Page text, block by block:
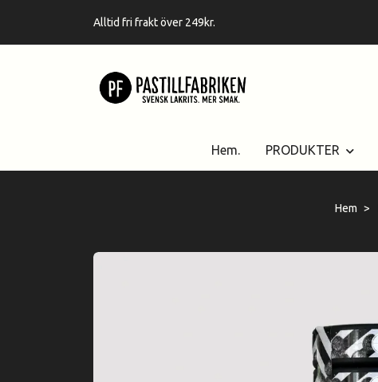
Alltid fri frakt över 249kr.
Hem. PRODUKTER
Hem